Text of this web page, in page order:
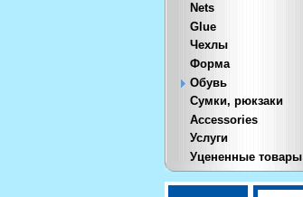
Nets
Glue
Чехлы
Форма
Обувь
Сумки, рюкзаки
Accessories
Услуги
Уцененные товары